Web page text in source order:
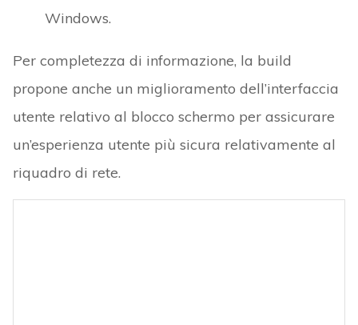
Windows.
Per completezza di informazione, la build
propone anche un miglioramento dell’interfaccia
utente relativo al blocco schermo per assicurare
un’esperienza utente più sicura relativamente al
riquadro di rete.